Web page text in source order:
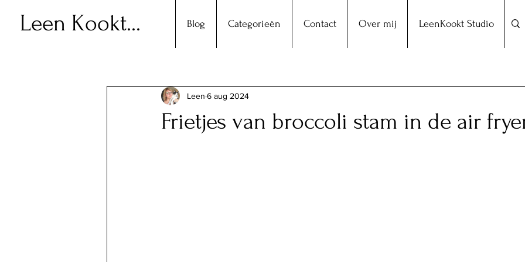
Leen Kookt... Blog Categorieën Contact Over mij LeenKookt Studio
Frietjes van broccoli stam in de air
Leen 6 aug 2024